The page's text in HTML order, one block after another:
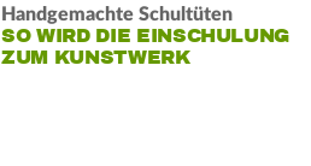
Handgemachte Schultüten
SO WIRD DIE EINSCHULUNG
ZUM KUNSTWERK